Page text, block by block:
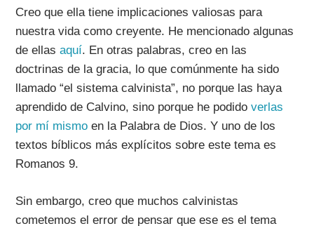
Creo que ella tiene implicaciones valiosas para
nuestra vida como creyente. He mencionado algunas
de ellasaquí. En otras palabras, creo en las
doctrinas de la gracia, lo que comúnmente ha sido
llamado “el sistema calvinista”, no porque las haya
aprendido de Calvino, sino porque he podidoverlas
por mí mismo en la Palabra de Dios. Y uno de los
textos bíblicos más explícitos sobre este tema es
Romanos 9.
Sin embargo, creo que muchos calvinistas
cometemos el error de pensar que ese es el tema